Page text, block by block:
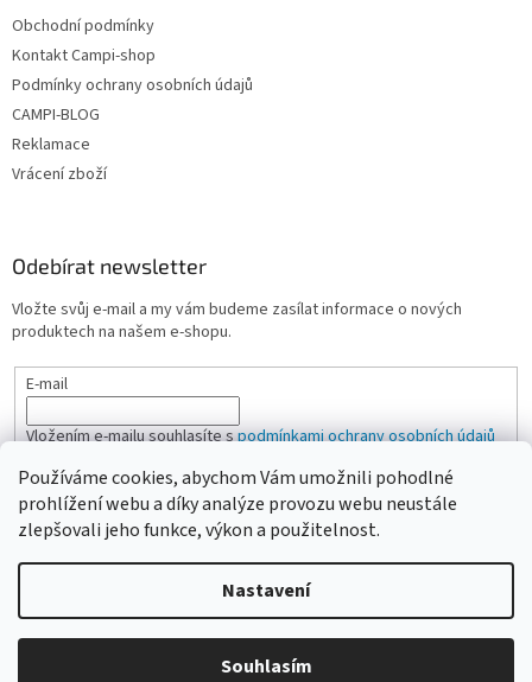
Používáme cookies, abychom Vám umožnili pohodlné
prohlížení webu a díky analýze provozu webu neustále
zlepšovali jeho funkce, výkon a použitelnost.
Nastavení
Souhlasím
Vážení zákazníci, pokud na eshopu nenajdete žádanou položku,
Obchodní podmínky
Kontakt Campi-shop
Podmínky ochrany osobních údajů
CAMPI-BLOG
Reklamace
Vrácení zboží
Odebírat newsletter
Vložte svůj e-mail a my vám budeme zasílat informace o nových
produktech na našem e-shopu.
E-mail
Vložením e-mailu souhlasíte spodmínkami ochrany osobních údajů
PŘIHLÁSIT SE
Vytvořil Shoptet
CAMPI-SHOP.cz. Všechna práva vyhrazena.